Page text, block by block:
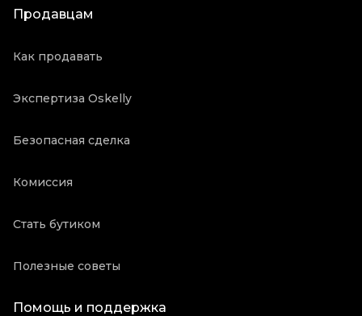
Продавцам
Как продавать
Экспертиза Oskelly
Безопасная сделка
Комиссия
Стать бутиком
Полезные советы
Помощь и поддержка